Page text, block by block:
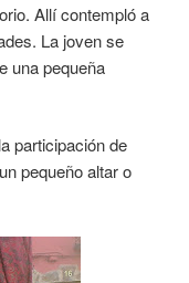
Allí contempló a
La joven se
una pequeña
participación de
pequeño altar o